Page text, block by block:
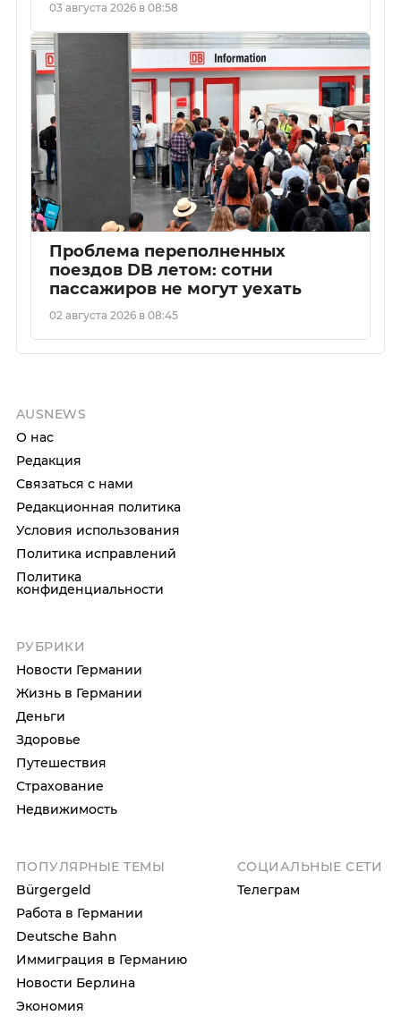
03 августа 2026 в 08:58
Проблема переполненных
поездов DB летом: сотни
пассажиров не могут уехать
02 августа 2026 в 08:45
AUSNEWS
О нас
Редакция
Связаться с нами
Редакционная политика
Условия использования
Политика исправлений
Политика
конфиденциальности
РУБРИКИ
Новости Германии
Жизнь в Германии
Деньги
Здоровье
Путешествия
Страхование
Недвижимость
ПОПУЛЯРНЫЕ ТЕМЫ
Bürgergeld
Работа в Германии
Deutsche Bahn
Иммиграция в Германию
Новости Берлина
Экономия
СОЦИАЛЬНЫЕ СЕТИ
Телеграм